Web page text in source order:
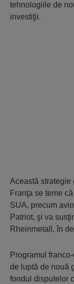
tehnologiile de
investiţii.
Această strategie
Franţa se teme
SUA, precum
Patriot, şi va
Rheinmetall, în
Programul
de luptă de nouă
fondul disputelor